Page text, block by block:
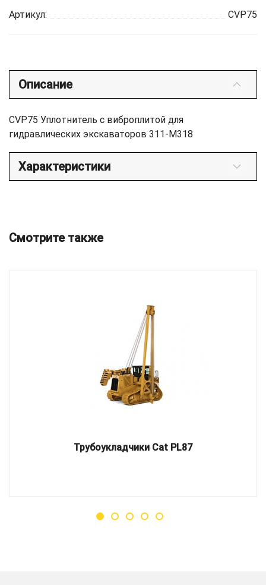
Артикул:
CVP75
Описание
CVP75 Уплотнитель с виброплитой для
гидравлических экскаваторов 311-M318
Характеристики
Смотрите также
Трубоукладчики Cat PL87